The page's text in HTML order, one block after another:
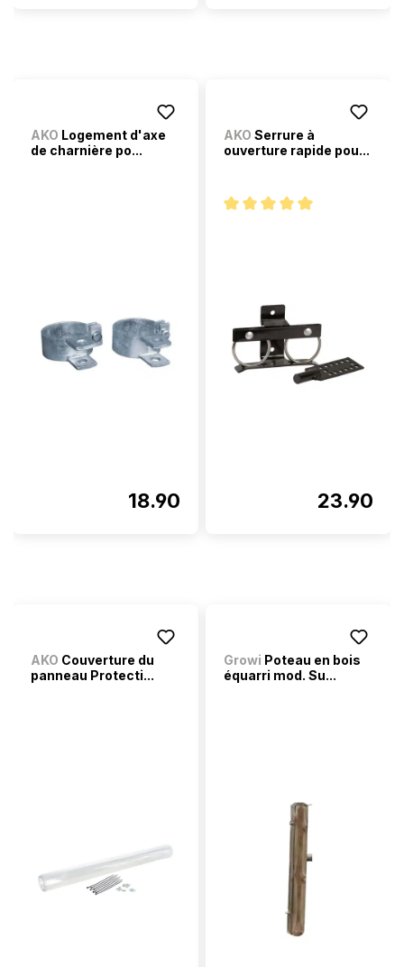
AKO Logement d'axe
de charnière po...
18.90
AKO Serrure à
ouverture rapide pou...
23.90
AKO Couverture du
panneau Protecti...
Growi Poteau en bois
équarri mod. Su...